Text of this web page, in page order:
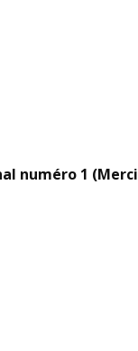
numéro 1 (Merci